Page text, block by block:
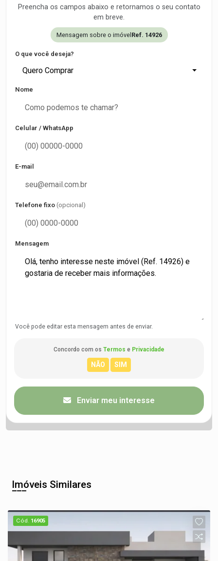
Preencha os campos abaixo e retornamos o seu contato
em breve.
Mensagem sobre o imóvel Ref. 14926
O que você deseja?
Quero Comprar
Nome
Celular / WhatsApp
E-mail
Telefone fixo (opcional)
Mensagem
Você pode editar esta mensagem antes de enviar.
Concordo com os Termos e Privacidade
Enviar meu interesse
Imóveis Similares
Cód. 16905